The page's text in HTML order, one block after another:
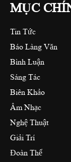
MỤC
Tin Tức
Báo Làng Văn
Bình Luận
Sáng Tác
Biên Khảo
Âm Nhạc
Nghệ Thuật
Giải Trí
Đoàn Thể